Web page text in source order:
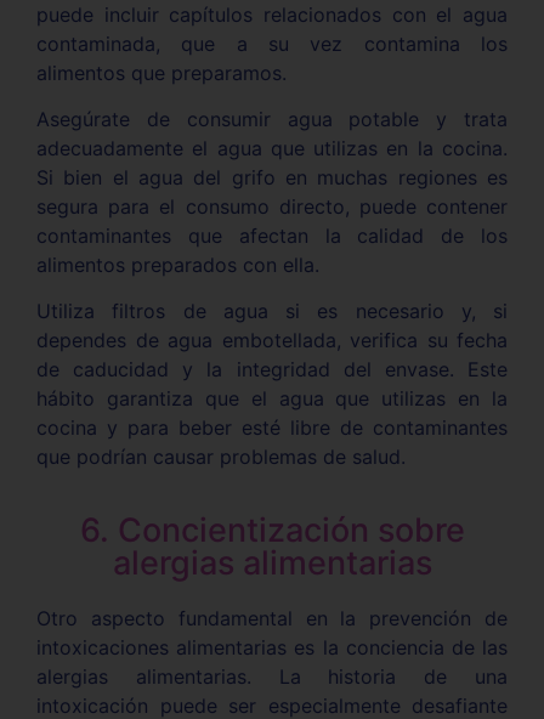
puede incluir capítulos relacionados con el agua
contaminada, que a su vez contamina los
alimentos que preparamos.
Asegúrate de consumir agua potable y trata
adecuadamente el agua que utilizas en la cocina.
Si bien el agua del grifo en muchas regiones es
segura para el consumo directo, puede contener
contaminantes que afectan la calidad de los
alimentos preparados con ella.
Utiliza filtros de agua si es necesario y, si
dependes de agua embotellada, verifica su fecha
de caducidad y la integridad del envase. Este
hábito garantiza que el agua que utilizas en la
cocina y para beber esté libre de contaminantes
que podrían causar problemas de salud.
6. Concientización sobre
alergias alimentarias
Otro aspecto fundamental en la prevención de
intoxicaciones alimentarias es la conciencia de las
alergias alimentarias. La historia de una
intoxicación puede ser especialmente desafiante